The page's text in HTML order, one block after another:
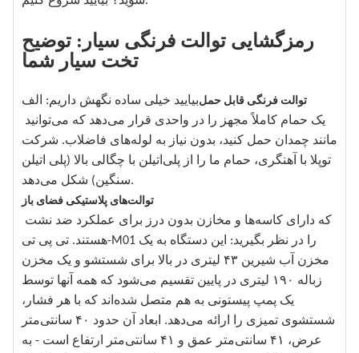
رمزگشایی توالت فرنگی سیار: توضیح
تخت سیار شما
بیایید خیلی ساده نگهش داریم: الفتوالت فرنگی قابل حمل
مانند چمدان حمل کنید، بدون نیاز به لوله‌های فاضلاب. شرکت
توپلا با آهنگری، حمام ما را از پلی‌اتیلن با چگالی بالا (پلی اتیلن
سنگین) شکل می‌دهد.
توالت‌های پلاستیکی فضای باز
هستند. تی پی تی-M01 را در نظر بگیرید: این دستگاه به یک
مخزن آب شیرین ۴۳ لیتری در بالا برای شستشو و یک مخزن
زباله ۱۹۰ لیتری در پایین تقسیم می‌شود که همه آنها توسط
یک پمپ پیستونی به هم متصل شده‌اند که با هر فشار،
شستشوی تمیزی را ارائه می‌دهد. ابعاد آن حدود ۴۰ سانتی‌متر
عرض، ۴۱ سانتی‌متر عمق و ۴۱ سانتی‌متر ارتفاع است - به